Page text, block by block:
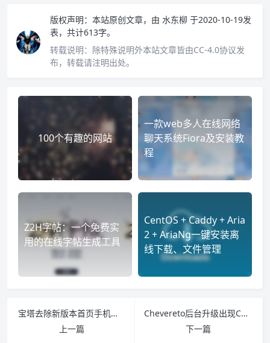
版权声明： 本站原创文章，由 水东柳 于2020-10-19发
表，共计613字。
转载说明： 除特殊说明外本站文章皆由CC-4.0协议发
布，转载请注明出处。
100个有趣的网站
一款web多人在线网络
聊天系统Fiora及安装教
程
Z2H字帖：一个免费实
用的在线字帖生成工具
CentOS + Caddy + Aria
2 + AriaNg一键安装离
线下载、文件管理
宝塔去除新版本首页手机强制登录的方法
上一篇
Chevereto后台升级出现Can’t write into /app/install/update/temp/ path错误的解决方法
下一篇